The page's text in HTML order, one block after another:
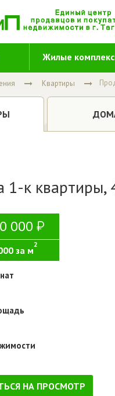
Жилые
Квартиры
1-к квартиры,
000
за м
2
НА ПРОСМОТР